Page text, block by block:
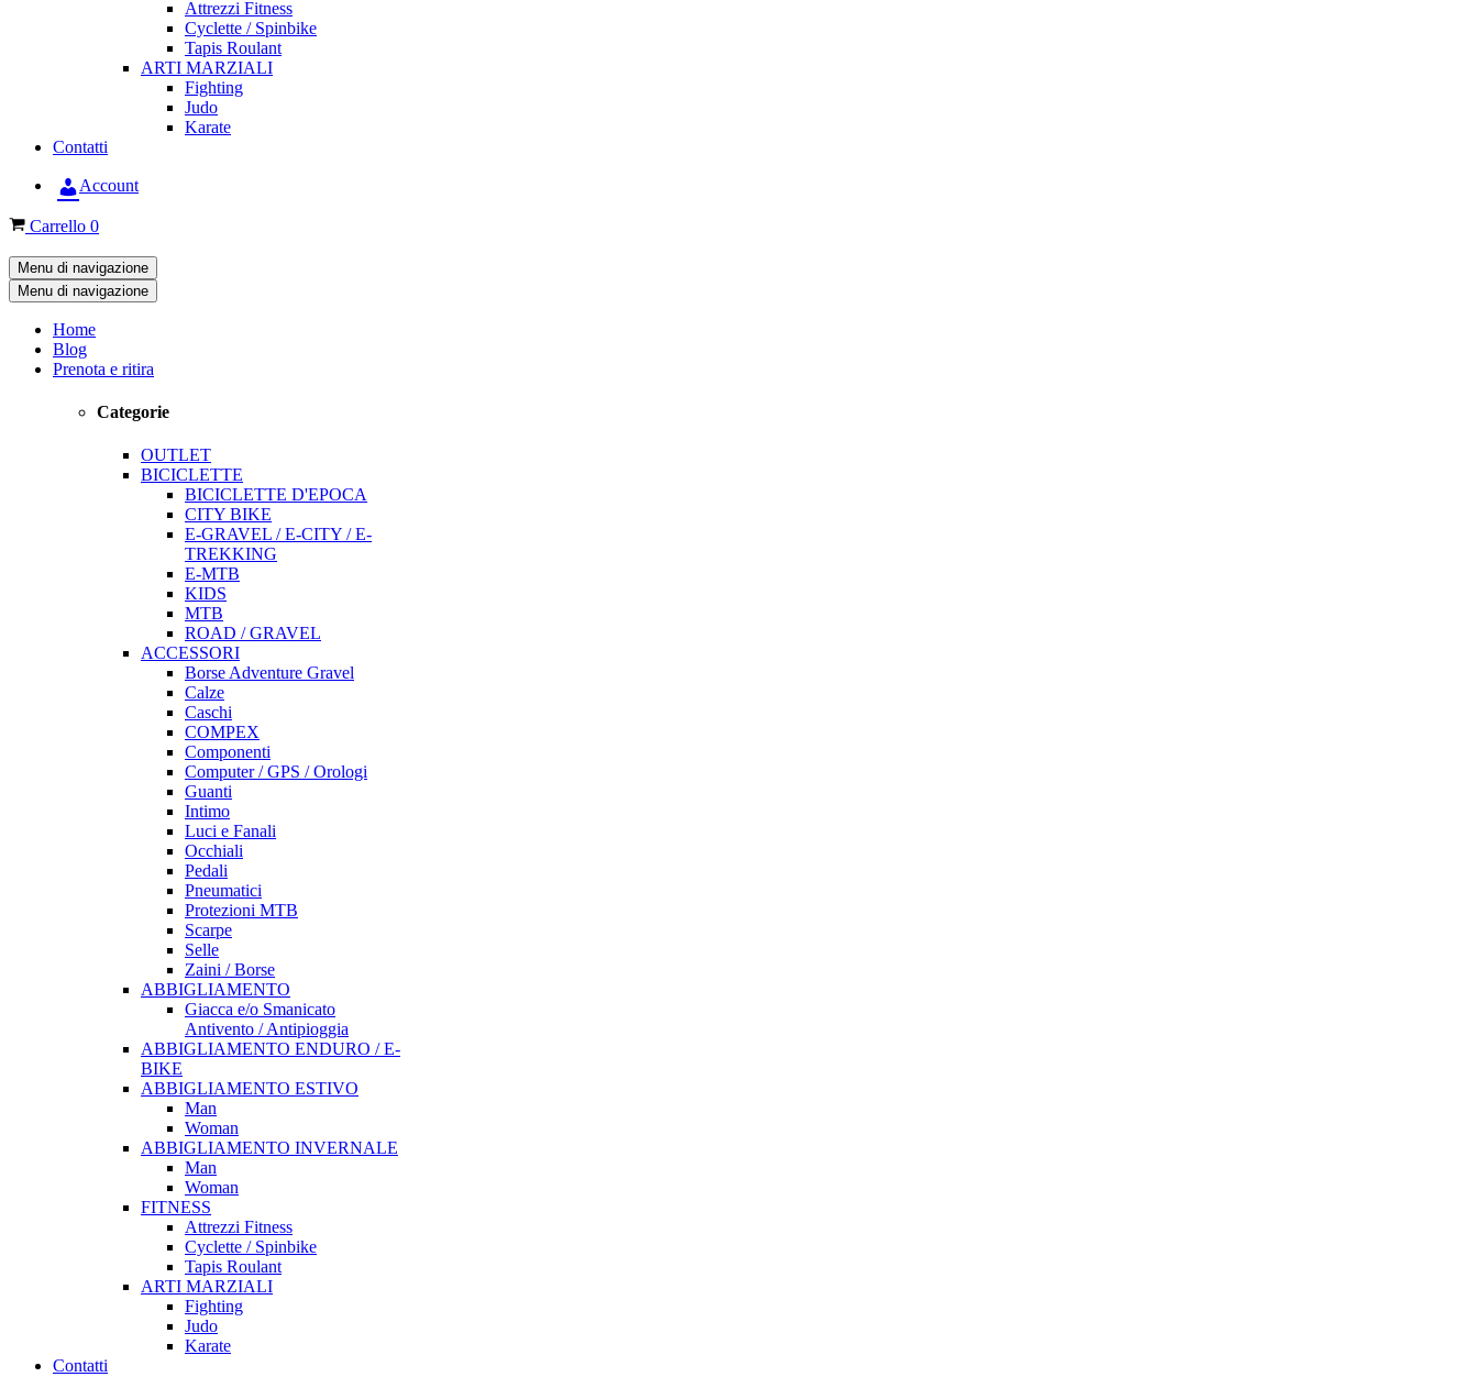
Attrezzi Fitness
Cyclette / Spinbike
Tapis Roulant
ARTI MARZIALI
Fighting
Judo
Karate
Contatti
Account
Carrello 0
Menu di navigazione
Menu di navigazione
Home
Blog
Prenota e ritira
Categorie
OUTLET
BICICLETTE
BICICLETTE D'EPOCA
CITY BIKE
E-GRAVEL / E-CITY / E-
TREKKING
E-MTB
KIDS
MTB
ROAD / GRAVEL
ACCESSORI
Borse Adventure Gravel
Calze
Caschi
COMPEX
Componenti
Computer / GPS / Orologi
Guanti
Intimo
Luci e Fanali
Occhiali
Pedali
Pneumatici
Protezioni MTB
Scarpe
Selle
Zaini / Borse
ABBIGLIAMENTO
Giacca e/o Smanicato
Antivento / Antipioggia
ABBIGLIAMENTO ENDURO / E-
BIKE
ABBIGLIAMENTO ESTIVO
Man
Woman
ABBIGLIAMENTO INVERNALE
Man
Woman
FITNESS
Attrezzi Fitness
Cyclette / Spinbike
Tapis Roulant
ARTI MARZIALI
Fighting
Judo
Karate
Contatti